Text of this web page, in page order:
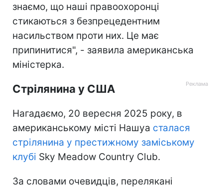
знаємо, що наші правоохоронці
стикаються з безпрецедентним
насильством проти них. Це має
припинитися", - заявила американська
міністерка.
Стрілянина у США
Нагадаємо, 20 вересня 2025 року, в
американському місті Нашуа сталася
стрілянина у престижному заміському
клубі Sky Meadow Country Club.
За словами очевидців, перелякані